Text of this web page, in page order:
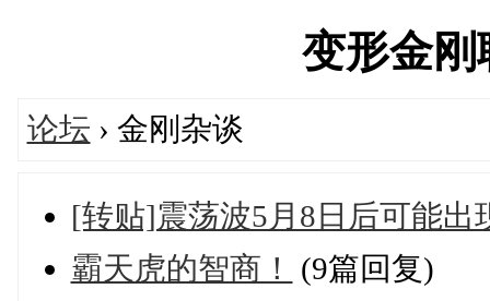
变形金
论坛 › 金刚杂谈
[转贴]震荡波5月8日后可能出
霸天虎的智商！
(9篇回复)